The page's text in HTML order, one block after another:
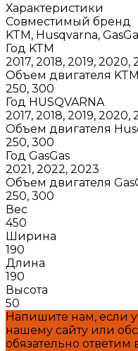
Характеристики
Совместимый бренд
KTM, Husqvarna,
Год KTM
2017, 2018, 2019, 2020,
Объем двигателя KTM
250, 300
Год HUSQVARNA
2017, 2018, 2019, 2020,
Объем двигателя
250, 300
Год GasGas
2021, 2022, 2023
Объем двигателя
250, 300
Вес
450
Ширина
190
Длина
190
Высота
50
Напишите нам, если
нашему сайту или
обязательно ответим